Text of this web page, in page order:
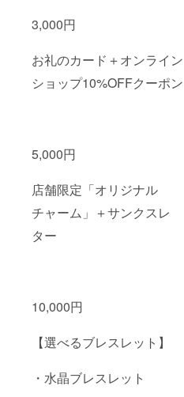
3,000円
お礼のカード＋オンライン
ショップ10%OFFクーポン
5,000円
店舗限定「オリジナル
チャーム」＋サンクスレ
ター
10,000円
【選べるブレスレット】
・水晶ブレスレット